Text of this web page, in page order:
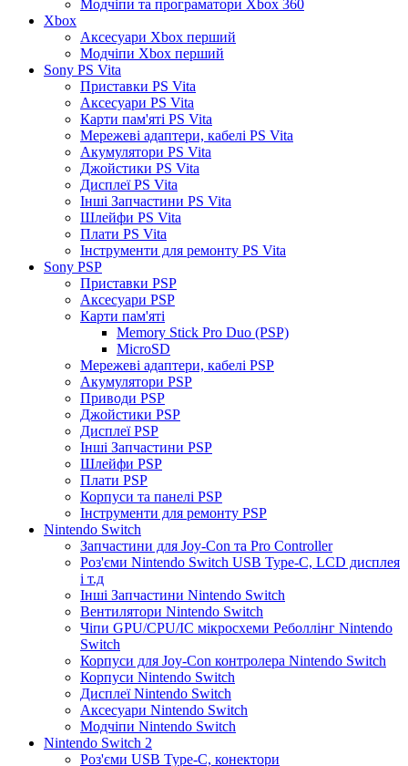
Модчіпи та програматори Xbox 360
Xbox
Аксесуари Xbox перший
Модчіпи Xbox перший
Sony PS Vita
Приставки PS Vita
Аксесуари PS Vita
Карти пам'яті PS Vita
Мережеві адаптери, кабелі PS Vita
Акумулятори PS Vita
Джойстики PS Vita
Дисплеї PS Vita
Інші Запчастини PS Vita
Шлейфи PS Vita
Плати PS Vita
Інструменти для ремонту PS Vita
Sony PSP
Приставки PSP
Аксесуари PSP
Карти пам'яті
Memory Stick Pro Duo (PSP)
MicroSD
Мережеві адаптери, кабелі PSP
Акумулятори PSP
Приводи PSP
Джойстики PSP
Дисплеї PSP
Інші Запчастини PSP
Шлейфи PSP
Плати PSP
Корпуси та панелі PSP
Інструменти для ремонту PSP
Nintendo Switch
Запчастини для Joy-Con та Pro Controller
Роз'єми Nintendo Switch USB Type-C, LCD дисплея
і т.д
Інші Запчастини Nintendo Switch
Вентилятори Nintendo Switch
Чіпи GPU/CPU/IC мікросхеми Реболлінг Nintendo
Switch
Корпуси для Joy-Con контролера Nintendo Switch
Корпуси Nintendo Switch
Дисплеї Nintendo Switch
Аксесуари Nintendo Switch
Модчіпи Nintendo Switch
Nintendo Switch 2
Роз'єми USB Type-C, конектори